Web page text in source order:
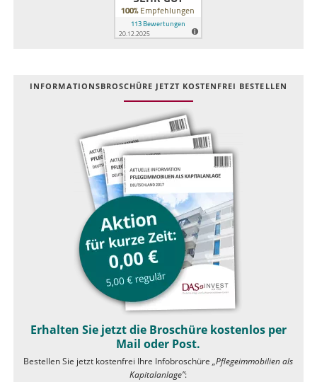
INFOR­MATIONS­BROSCHÜRE JETZT KOSTEN­FREI BESTELLEN
Erhalten Sie jetzt die Broschüre kostenlos per
Mail oder Post.
Bestellen Sie jetzt kostenfrei Ihre Infobroschüre„Pflegeimmobilien als
Kapitalanlage”: